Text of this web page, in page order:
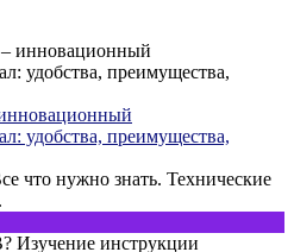
удобства, преимущества,
что нужно знать. Технические